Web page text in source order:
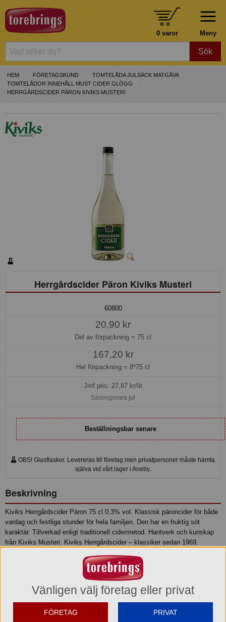
Meny
0 varor
Sök
HEM FÖRETAGSKUND
TOMTELÅDA JULSÄCK MATGÅVA
TOMTELÅDOR INNEHÅLL MUST CIDER GLÖGG
HERRGÅRDSCIDER PÄRON KIVIKS MUSTERI
Herrgårdscider Päron Kiviks Musteri
60800
20,90 kr
Del av förpackning = 75 cl
167,20 kr
Hel förpackning = 8*75 cl
Jmf.pris: 27,87 kr/lit
Säsongsvara jul
Beställningsbar senare
OBS! Glasflaskor. Levereras till företag men privatpersoner måste hämta
själva vid vårt lager i Aneby.
Beskrivning
Kiviks Herrgårdscider Päron 75 cl 0,3% vol. Klassisk päroncider för både
vardag och festliga stunder för hela familjen. Den har en fruktig söt
karaktär. Tillverkad enligt traditionell cidermetod. Hantverk och kunskap
från Kiviks Musteri. Kiviks Herrgårdscider – klassiker sedan 1969.
Produktinformation
Relaterade sökord
Vänligen välj företag eller privat
FÖRETAG PRIVAT